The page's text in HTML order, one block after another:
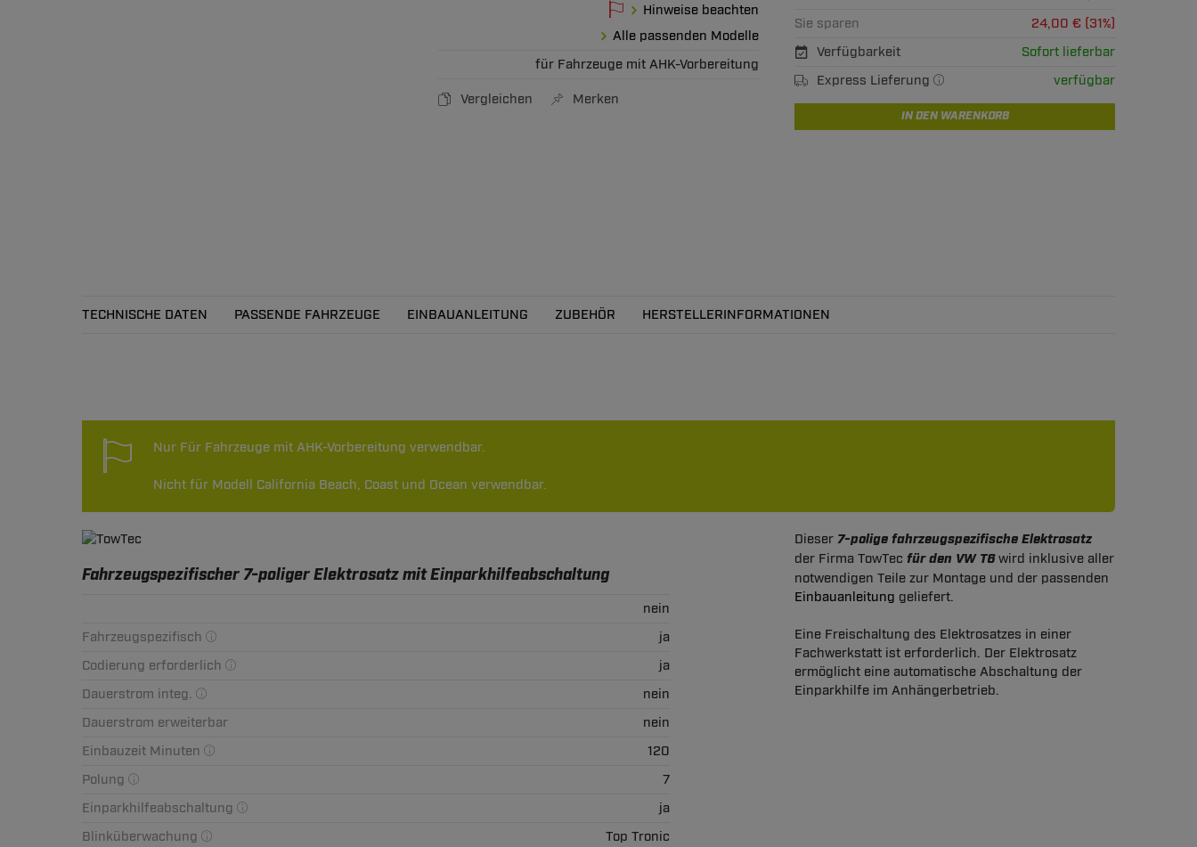
Hinweise beachten
Alle passenden Modelle
für Fahrzeuge mit AHK-Vorbereitung
Vergleichen Merken
Sie sparen
24,00 € (31%)
Verfügbarkeit
Sofort lieferbar
Express Lieferung
verfügbar
IN DEN WARENKORB
TECHNISCHE DATEN PASSENDE FAHRZEUGE EINBAUANLEITUNG ZUBEHÖR HERSTELLERINFORMATIONEN
Nur Für Fahrzeuge mit AHK-Vorbereitung verwendbar.
Nicht für Modell California Beach, Coast und Ocean verwendbar.
Fahrzeugspezifischer 7-poliger Elektrosatz mit Einparkhilfeabschaltung
nein
Fahrzeugspezifisch
ja
Codierung erforderlich
ja
Dauerstrom integ.
nein
Dauerstrom erweiterbar
nein
Einbauzeit Minuten
120
Polung
7
Einparkhilfeabschaltung
ja
Blinküberwachung
Top Tronic
Dieser 7-polige fahrzeugspezifische Elektrosatz
der Firma TowTec für den VW T6wird inklusive aller
notwendigen Teile zur Montage und der passenden
Einbauanleitung geliefert.
Eine Freischaltung des Elektrosatzes in einer
Fachwerkstatt ist erforderlich. Der Elektrosatz
ermöglicht eine automatische Abschaltung der
Einparkhilfe im Anhängerbetrieb.